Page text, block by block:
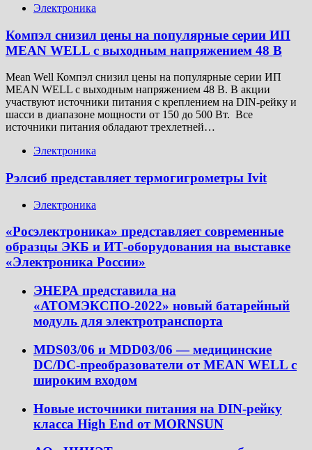
Электроника
Компэл снизил цены на популярные серии ИП
MEAN WELL с выходным напряжением 48 В
Mean Well Компэл снизил цены на популярные серии ИП
MEAN WELL с выходным напряжением 48 В. В акции
участвуют источники питания с креплением на DIN-рейку и
шасси в диапазоне мощности от 150 до 500 Вт. Все
источники питания обладают трехлетней…
Электроника
Рэлсиб представляет термогигрометры Ivit
Электроника
«Росэлектроника» представляет современные
образцы ЭКБ и ИТ-оборудования на выставке
«Электроника России»
ЭНЕРА представила на
«АТОМЭКСПО-2022» новый батарейный
модуль для электротранспорта
MDS03/06 и MDD03/06 — медицинские
DC/DC-преобразователи от MEAN WELL с
широким входом
Новые источники питания на DIN-рейку
класса High End от MORNSUN